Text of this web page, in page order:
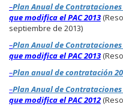
–Plan Anual de
que modifica el PAC 2013
septiembre de 2013)
–Plan Anual de
que modifica el PAC 2013
–Plan anual de contratación
–Plan Anual de
que modifica el PAC 2012